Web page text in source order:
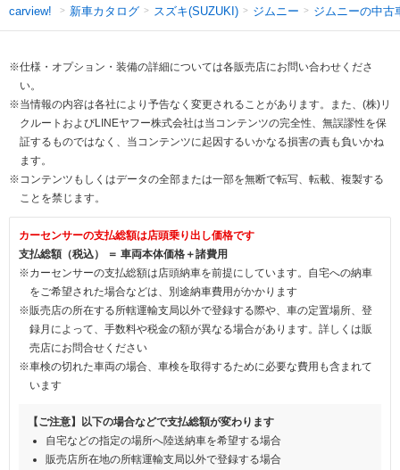
carview! 新車カタログ スズキ(SUZUKI) ジムニー ジムニーの中古
※仕様・オプション・装備の詳細については各販売店にお問い合わせくださ
い。
※当情報の内容は各社により予告なく変更されることがあります。また、(株)リ
クルートおよびLINEヤフー株式会社は当コンテンツの完全性、無誤謬性を保
証するものではなく、当コンテンツに起因するいかなる損害の責も負いかね
ます。
※コンテンツもしくはデータの全部または一部を無断で転写、転載、複製する
ことを禁じます。
カーセンサーの支払総額は店頭乗り出し価格です
支払総額（税込） ＝ 車両本体価格＋諸費用
※カーセンサーの支払総額は店頭納車を前提にしています。自宅への納車
をご希望された場合などは、別途納車費用がかかります
※販売店の所在する所轄運輸支局以外で登録する際や、車の定置場所、登
録月によって、手数料や税金の額が異なる場合があります。詳しくは販
売店にお問合せください
※車検の切れた車両の場合、車検を取得するために必要な費用も含まれて
います
【ご注意】以下の場合などで支払総額が変わります
自宅などの指定の場所へ陸送納車を希望する場合
販売店所在地の所轄運輸支局以外で登録する場合